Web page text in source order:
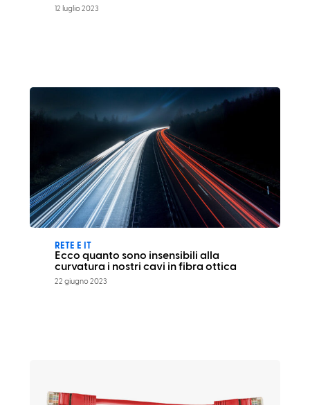
12 luglio 2023
RETE E IT
Ecco quanto sono insensibili alla
curvatura i nostri cavi in fibra ottica
22 giugno 2023